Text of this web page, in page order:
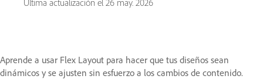
Última actualización el 26 may. 2026
Aprende a usar Flex Layout para hacer que tus diseños sean
dinámicos y se ajusten sin esfuerzo a los cambios de contenido.